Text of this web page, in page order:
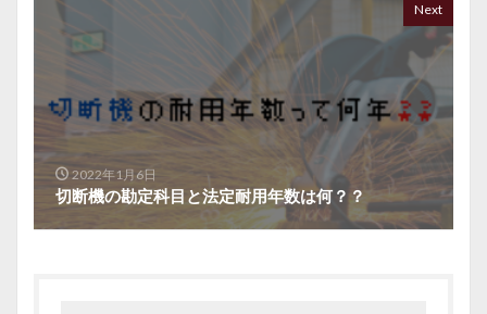
Next
2022年1月6日
切断機の勘定科目と法定耐用年数は何？？